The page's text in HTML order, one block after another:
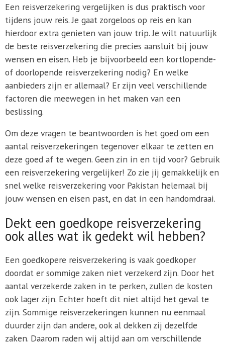
Een reisverzekering vergelijken is dus praktisch voor
tijdens jouw reis. Je gaat zorgeloos op reis en kan
hierdoor extra genieten van jouw trip. Je wilt natuurlijk
de beste reisverzekering die precies aansluit bij jouw
wensen en eisen. Heb je bijvoorbeeld een kortlopende-
of doorlopende reisverzekering nodig? En welke
aanbieders zijn er allemaal? Er zijn veel verschillende
factoren die meewegen in het maken van een
beslissing.
Om deze vragen te beantwoorden is het goed om een
aantal reisverzekeringen tegenover elkaar te zetten en
deze goed af te wegen. Geen zin in en tijd voor? Gebruik
een reisverzekering vergelijker! Zo zie jij gemakkelijk en
snel welke reisverzekering voor Pakistan helemaal bij
jouw wensen en eisen past, en dat in een handomdraai.
Dekt een goedkope reisverzekering
ook alles wat ik gedekt wil hebben?
Een goedkopere reisverzekering is vaak goedkoper
doordat er sommige zaken niet verzekerd zijn. Door het
aantal verzekerde zaken in te perken, zullen de kosten
ook lager zijn. Echter hoeft dit niet altijd het geval te
zijn. Sommige reisverzekeringen kunnen nu eenmaal
duurder zijn dan andere, ook al dekken zij dezelfde
zaken. Daarom raden wij altijd aan om verschillende